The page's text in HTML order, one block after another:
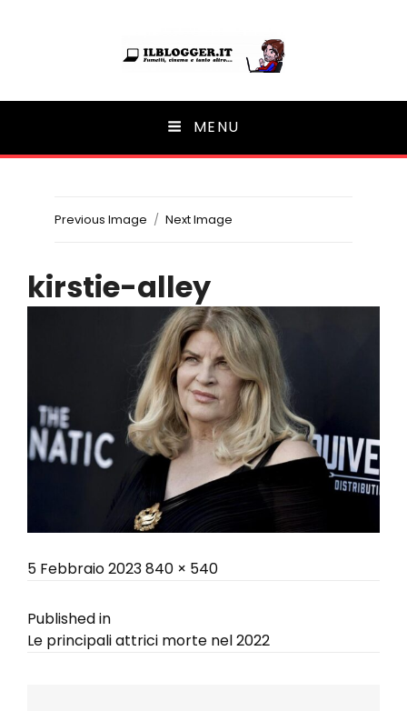
Ilblogger.it
Il portalino di blog | MENU
Previous Image Next Image
kirstie-alley
Posted
5 Febbraio 2023Full
840 × 540
Navigazione
articoli
Published in
Le principali attrici morte nel 2022